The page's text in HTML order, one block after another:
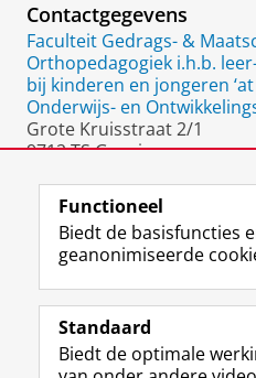
Contactgegevens
Faculteit Gedrags- &
Orthopedagogiek i.h.b.
bij kinderen en jongeren
Onderwijs- en
Grote Kruisstraat 2/1
9712 TS Groningen
Volg de RUG
Studiekiezers
Functioneel
Biedt de basisfuncties
geanonimiseerde
Standaard
Biedt de optimale